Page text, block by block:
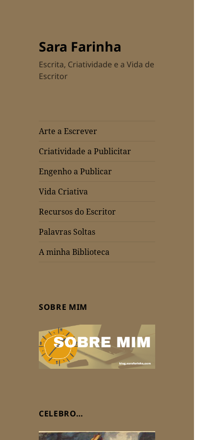
Sara Farinha
Escrita, Criatividade e a Vida de
Escritor
Arte a Escrever
Criatividade a Publicitar
Engenho a Publicar
Vida Criativa
Recursos do Escritor
Palavras Soltas
A minha Biblioteca
SOBRE MIM
CELEBRO…